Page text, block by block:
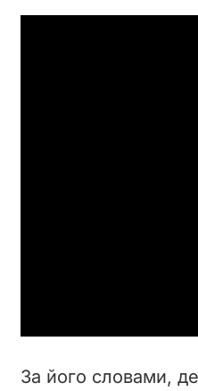
За його словами,